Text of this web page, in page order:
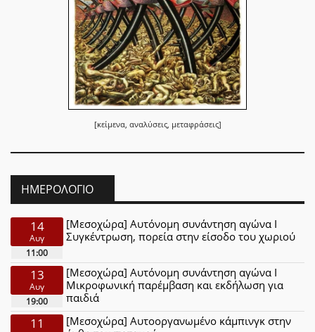
[κείμενα, αναλύσεις, μεταφράσεις]
ΗΜΕΡΟΛΌΓΙΟ
14
Αυγ
11:00
[Μεσοχώρα] Αυτόνομη συνάντηση αγώνα Ι
Συγκέντρωση, πορεία στην είσοδο του χωριού
13
Αυγ
19:00
[Μεσοχώρα] Αυτόνομη συνάντηση αγώνα Ι
Μικροφωνική παρέμβαση και εκδήλωση για
παιδιά
11
[Μεσοχώρα] Αυτοοργανωμένο κάμπινγκ στην